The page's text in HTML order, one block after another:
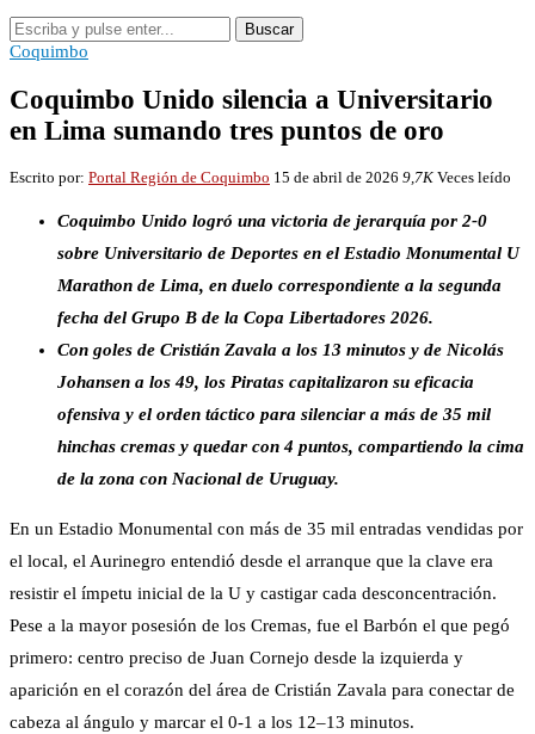
Buscar
Coquimbo
Coquimbo Unido silencia a Universitario
en Lima sumando tres puntos de oro
Escrito por: Portal Región de Coquimbo 15 de abril de 2026 9,7K Veces leído
Coquimbo Unido logró una victoria de jerarquía por 2-0
sobre Universitario de Deportes en el Estadio Monumental U
Marathon de Lima, en duelo correspondiente a la segunda
fecha del Grupo B de la Copa Libertadores 2026.
Con goles de Cristián Zavala a los 13 minutos y de Nicolás
Johansen a los 49, los Piratas capitalizaron su eficacia
ofensiva y el orden táctico para silenciar a más de 35 mil
hinchas cremas y quedar con 4 puntos, compartiendo la cima
de la zona con Nacional de Uruguay.
En un Estadio Monumental con más de 35 mil entradas vendidas por
el local, el Aurinegro entendió desde el arranque que la clave era
resistir el ímpetu inicial de la U y castigar cada desconcentración.
Pese a la mayor posesión de los Cremas, fue el Barbón el que pegó
primero: centro preciso de Juan Cornejo desde la izquierda y
aparición en el corazón del área de Cristián Zavala para conectar de
cabeza al ángulo y marcar el 0-1 a los 12–13 minutos.